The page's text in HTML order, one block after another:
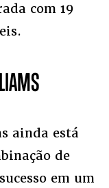
com 19
ainda está
de
em um